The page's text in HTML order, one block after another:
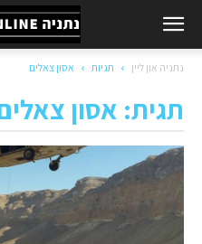
נתניה און ליין תגיות אסון צאלים
תגית: אסון